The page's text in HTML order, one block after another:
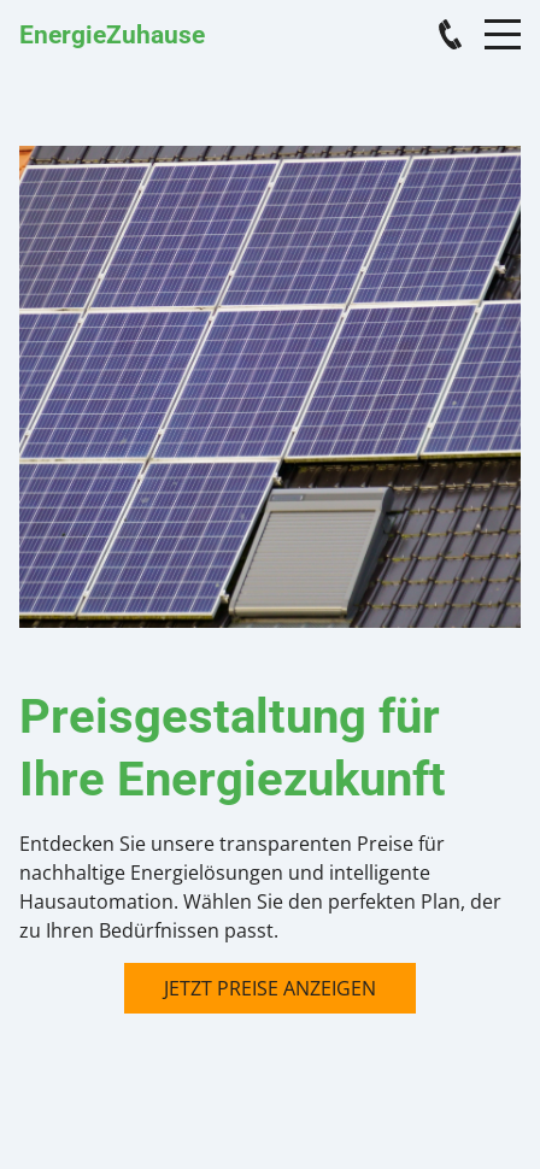
EnergieZuhause
Preisgestaltung für
Ihre Energiezukunft
Entdecken Sie unsere transparenten Preise für
nachhaltige Energielösungen und intelligente
Hausautomation. Wählen Sie den perfekten Plan, der
zu Ihren Bedürfnissen passt.
JETZT PREISE ANZEIGEN